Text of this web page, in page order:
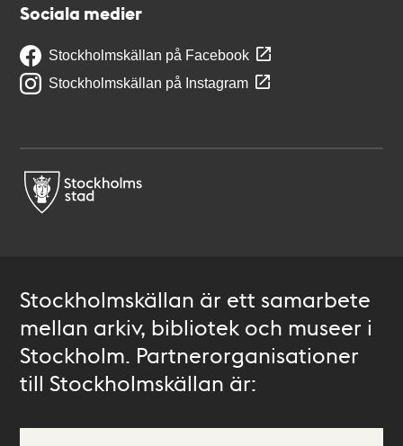
Sociala medier
Stockholmskällan på Facebook
Stockholmskällan på Instagram
Stockholmskällan är ett samarbete
mellan arkiv, bibliotek och museer i
Stockholm. Partnerorganisationer
till Stockholmskällan är: